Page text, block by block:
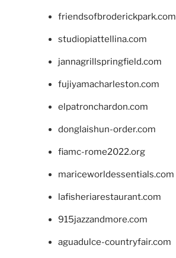
friendsofbroderickpark.com
studiopiattellina.com
jannagrillspringfield.com
fujiyamacharleston.com
elpatronchardon.com
donglaishun-order.com
fiamc-rome2022.org
mariceworldessentials.com
lafisheriarestaurant.com
915jazzandmore.com
aguadulce-countryfair.com